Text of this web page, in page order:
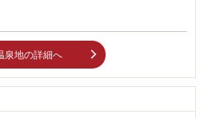
泉地の詳細へ